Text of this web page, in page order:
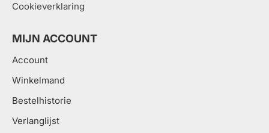
Cookieverklaring
MIJN ACCOUNT
Account
Winkelmand
Bestelhistorie
Verlanglijst